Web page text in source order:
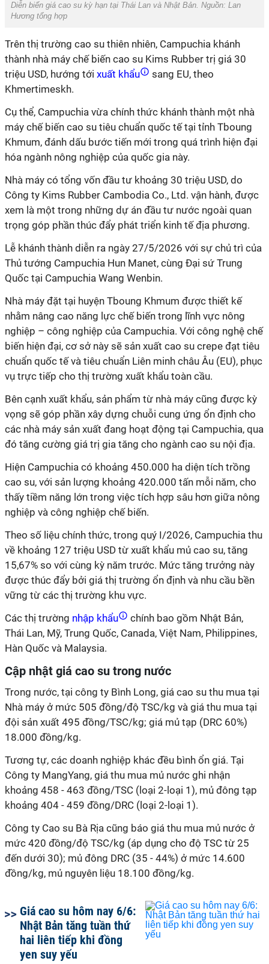
Diễn biến giá cao su kỳ hạn tại Thái Lan và Nhật Bản. Nguồn: Lan
Hương tổng hợp
Trên thị trường cao su thiên nhiên, Campuchia khánh
thành nhà máy chế biến cao su Kims Rubber trị giá 30
triệu USD, hướng tới xuất khẩu
sang EU, theo
Khmertimeskh.
Cụ thể, Campuchia vừa chính thức khánh thành một nhà
máy chế biến cao su tiêu chuẩn quốc tế tại tỉnh Tboung
Khmum, đánh dấu bước tiến mới trong quá trình hiện đại
hóa ngành nông nghiệp của quốc gia này.
Nhà máy có tổng vốn đầu tư khoảng 30 triệu USD, do
Công ty Kims Rubber Cambodia Co., Ltd. vận hành, được
xem là một trong những dự án đầu tư nước ngoài quan
trọng góp phần thúc đẩy phát triển kinh tế địa phương.
Lễ khánh thành diễn ra ngày 27/5/2026 với sự chủ trì của
Thủ tướng Campuchia Hun Manet, cùng Đại sứ Trung
Quốc tại Campuchia Wang Wenbin.
Nhà máy đặt tại huyện Tboung Khmum được thiết kế
nhằm nâng cao năng lực chế biến trong lĩnh vực nông
nghiệp – công nghiệp của Campuchia. Với công nghệ chế
biến hiện đại, cơ sở này sẽ sản xuất cao su crepe đạt tiêu
chuẩn quốc tế và tiêu chuẩn Liên minh châu Âu (EU), phục
vụ trực tiếp cho thị trường xuất khẩu toàn cầu.
Bên cạnh xuất khẩu, sản phẩm từ nhà máy cũng được kỳ
vọng sẽ góp phần xây dựng chuỗi cung ứng ổn định cho
các nhà máy sản xuất đang hoạt động tại Campuchia, qua
đó tăng cường giá trị gia tăng cho ngành cao su nội địa.
Hiện Campuchia có khoảng 450.000 ha diện tích trồng
cao su, với sản lượng khoảng 420.000 tấn mỗi năm, cho
thấy tiềm năng lớn trong việc tích hợp sâu hơn giữa nông
nghiệp và công nghiệp chế biến.
Theo số liệu chính thức, trong quý I/2026, Campuchia thu
về khoảng 127 triệu USD từ xuất khẩu mủ cao su, tăng
15,67% so với cùng kỳ năm trước. Mức tăng trưởng này
được thúc đẩy bởi giá thị trường ổn định và nhu cầu bền
vững từ các thị trường khu vực.
Các thị trường nhập khẩu
chính bao gồm Nhật Bản,
Thái Lan, Mỹ, Trung Quốc, Canada, Việt Nam, Philippines,
Hàn Quốc và Malaysia.
Cập nhật giá cao su trong nước
Trong nước, tại công ty Bình Long, giá cao su thu mua tại
Nhà máy ở mức 505 đồng/độ TSC/kg và giá thu mua tại
đội sản xuất 495 đồng/TSC/kg; giá mủ tạp (DRC 60%)
18.000 đồng/kg.
Tương tự, các doanh nghiệp khác đều bình ổn giá. Tại
Công ty MangYang, giá thu mua mủ nước ghi nhận
khoảng 458 - 463 đồng/TSC (loại 2-loại 1), mủ đông tạp
khoảng 404 - 459 đồng/DRC (loại 2-loại 1).
Công ty Cao su Bà Rịa cũng báo giá thu mua mủ nước ở
mức 420 đồng/độ TSC/kg (áp dụng cho độ TSC từ 25
đến dưới 30); mủ đông DRC (35 - 44%) ở mức 14.600
đồng/kg, mủ nguyên liệu 18.100 đồng/kg.
Giá cao su hôm nay 6/6:
Nhật Bản tăng tuần thứ
hai liên tiếp khi đồng
yen suy yếu